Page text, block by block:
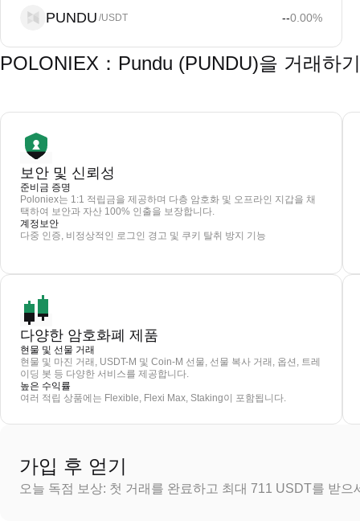
PUNDU /USDT --0.00%
POLONIEX：Pundu (PUNDU)을 거래하
보안 및 신뢰성
준비금 증명
Poloniex는 1:1 적립금을 제공하며 다층 암호화 및 오프라인 지갑을 채
택하여 보안과 자산 100% 인출을 보장합니다.
계정보안
다중 인증, 비정상적인 로그인 경고 및 쿠키 탈취 방지 기능
다양한 암호화폐 제품
현물 및 선물 거래
현물 및 마진 거래, USDT-M 및 Coin-M 선물, 선물 복사 거래, 옵션, 트레
이딩 봇 등 다양한 서비스를 제공합니다.
높은 수익률
여러 적립 상품에는 Flexible, Flexi Max, Staking이 포함됩니다.
가입 후 얻기
오늘 독점 보상: 첫 거래를 완료하고 최대 711 USDT를 받으